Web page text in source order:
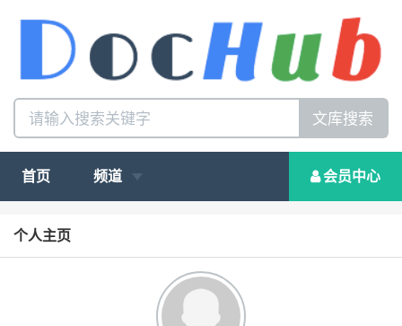
文库搜索
首页 频道 会员中心
个人主页